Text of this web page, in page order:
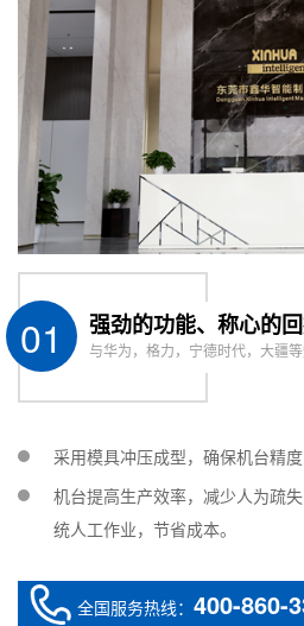
MY-3810D 高频喷雾点胶机
VTC-100-SE 基本型桌面式喷胶
通用三轴/四轴自动化案例
迈伺特 T3P / TP系列点胶机
01 强劲的功能、称心的
与华为，格力，宁德时代，大疆
采用模具冲压成型，确保机台精度
机台提高生产效率，减少人为疏
统人工作业，节省成本。
全国服务热线： 400-860-